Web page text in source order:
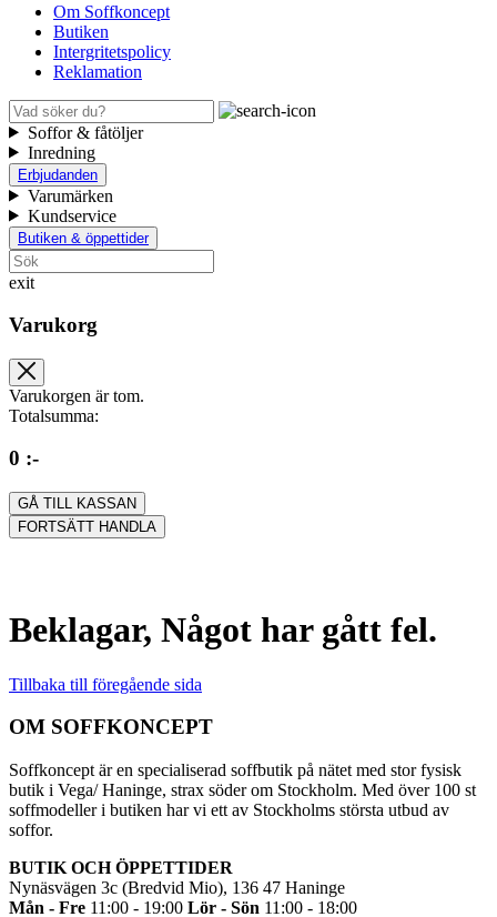
Om Soffkoncept
Butiken
Intergritetspolicy
Reklamation
Soffor & fåtöljer
Inredning
Erbjudanden
Varumärken
Kundservice
Butiken & öppettider
exit
Varukorg
Varukorgen är tom.
Totalsumma:
0 :-
GÅ TILL KASSAN
FORTSÄTT HANDLA
Beklagar, Något har gått fel.
Tillbaka till föregående sida
OM SOFFKONCEPT
Soffkoncept är en specialiserad soffbutik på nätet med stor fysisk
butik i Vega/ Haninge, strax söder om Stockholm. Med över 100 st
soffmodeller i butiken har vi ett av Stockholms största utbud av
soffor.
BUTIK OCH ÖPPETTIDER
Nynäsvägen 3c (Bredvid Mio), 136 47 Haninge
Mån - Fre 11:00 - 19:00 Lör - Sön 11:00 - 18:00